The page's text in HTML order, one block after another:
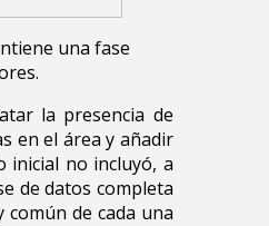
una fase
la presencia de
en el área y añadir
inicial no incluyó, a
de datos completa
de cada una